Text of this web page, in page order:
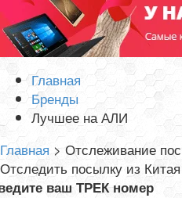
Главная
Бренды
Лучшее на АЛИ
Главная > Отслеживание
Отследить посылку из Китая
ваш ТРЕК номер